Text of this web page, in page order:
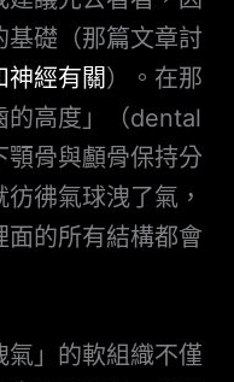
基礎（那篇文章討
神經有關）。在那
的高度」（dental
骨與顱骨保持分
彿氣球洩了氣，
面的所有結構都會
」的軟組織不僅